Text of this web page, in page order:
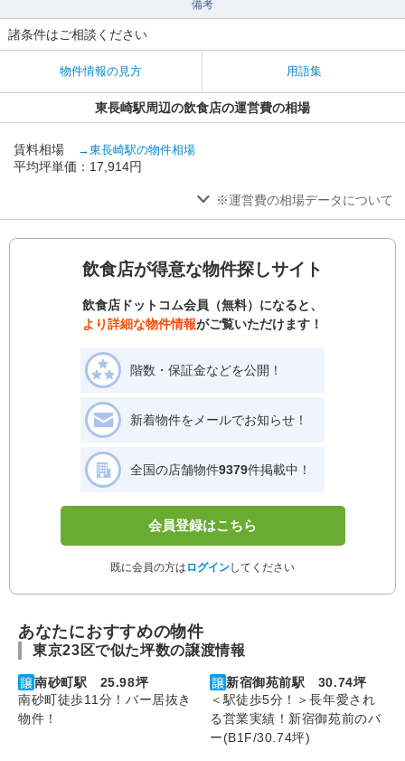
備考
諸条件はご相談ください
物件情報の見方 用語集
東長崎駅周辺の飲食店の運営費の相場
賃料相場 →東長崎駅の物件相場
平均坪単価：17,914円
※運営費の相場データについて
飲食店が得意な物件探しサイト
飲食店ドットコム会員（無料）になると、
より詳細な物件情報がご覧いただけます！
階数・保証金などを公開！
新着物件をメールでお知らせ！
全国の店舗物件9379件掲載中！
会員登録はこちら
既に会員の方は ログインしてください
あなたにおすすめの物件
東京23区で似た坪数の譲渡情報
南砂町駅 25.98坪
南砂町徒歩11分！バー居抜き
物件！
新宿御苑前駅 30.74坪
＜駅徒歩5分！＞長年愛され
る営業実績！新宿御苑前のバ
ー(B1F/30.74坪)